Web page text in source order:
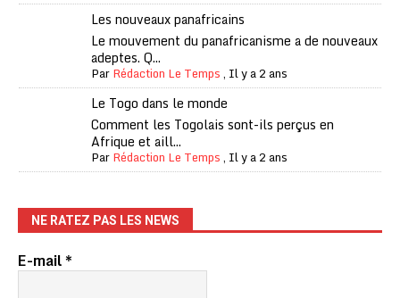
Les nouveaux panafricains
Le mouvement du panafricanisme a de nouveaux
adeptes. Q...
ParRédaction Le Temps, Il y a 2 ans
Le Togo dans le monde
Comment les Togolais sont-ils perçus en
Afrique et aill...
ParRédaction Le Temps, Il y a 2 ans
NE RATEZ PAS LES NEWS
E-mail*